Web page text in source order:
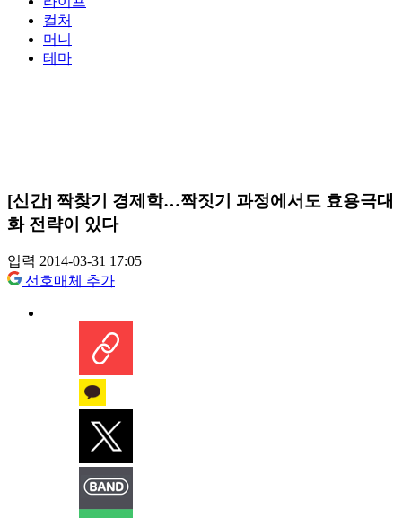
컬처
머니
테마
[신간] 짝찾기 경제학…짝짓기 과정에서도 효용극대
화 전략이 있다
입력 2014-03-31 17:05
선호매체 추가